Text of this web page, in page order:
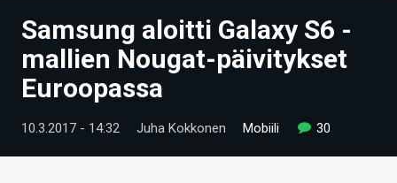
UUTISET
ARTIKKELIT
VIDEOT
TECHBBS
Samsung aloitti Galaxy S6 -
mallien Nougat-päivitykset
Euroopassa
10.3.2017 - 14:32 Juha Kokkonen Mobiili 30